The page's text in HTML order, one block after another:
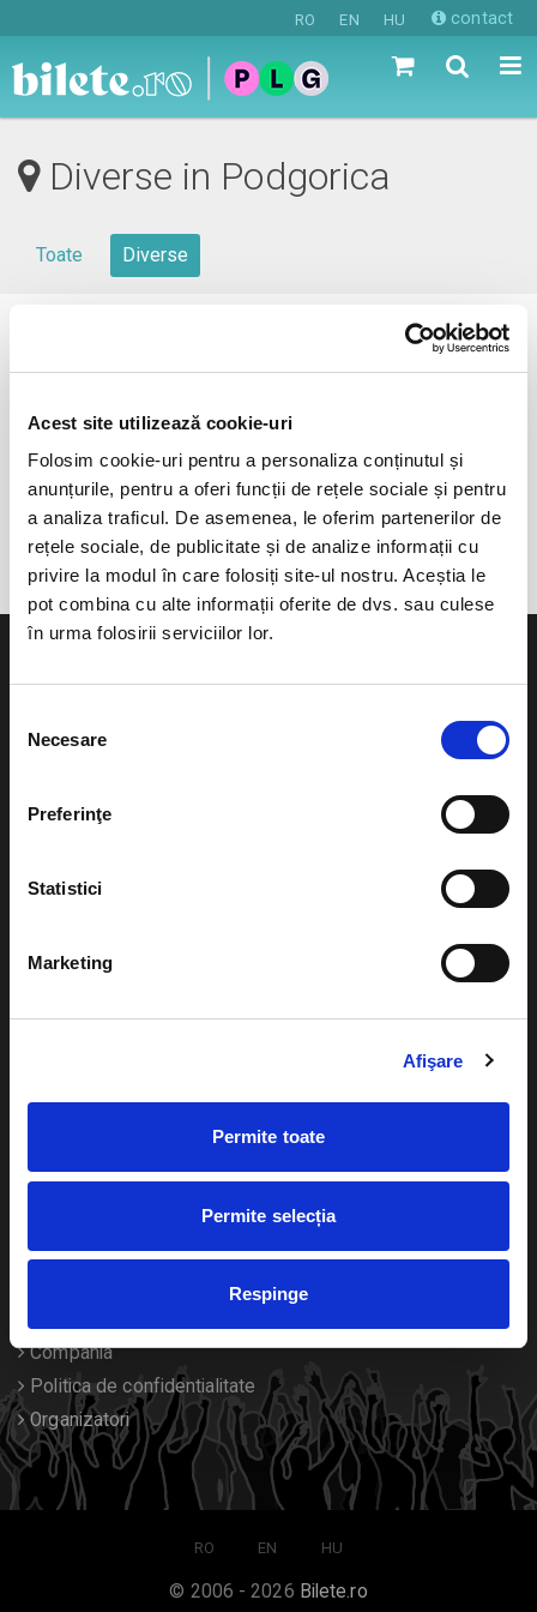
Acest site utilizează cookie-uri
Folosim cookie-uri pentru a personaliza conținutul și
anunțurile, pentru a oferi funcții de rețele sociale și pentru
a analiza traficul. De asemenea, le oferim partenerilor de
rețele sociale, de publicitate și de analize informații cu
privire la modul în care folosiți site-ul nostru. Aceștia le
pot combina cu alte informații oferite de dvs. sau culese
în urma folosirii serviciilor lor.
consimțământului
Necesare
Preferinţe
Statistici
Marketing
Afişare
Permite toate
Permite selecția
Respinge
RO EN HU contact
Diverse in Podgorica
Toate Diverse
0 evenimente in viitorul apropiat
anunta-ma pe email cand apare urmatorul eveniment la
Podgorica
Evenimente
Teatru
festivaluri
Diverse
Despre noi
Contact
Compania
Politica de confidentialitate
Organizatori
RO EN HU
© 2006 - 2026 Bilete.ro